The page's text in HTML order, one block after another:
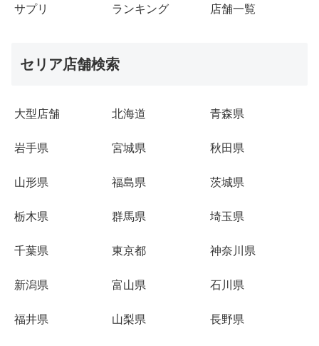
サプリ ランキング 店舗一覧
セリア店舗検索
大型店舗 北海道 青森県
岩手県 宮城県 秋田県
山形県 福島県 茨城県
栃木県 群馬県 埼玉県
千葉県 東京都 神奈川県
新潟県 富山県 石川県
福井県 山梨県 長野県